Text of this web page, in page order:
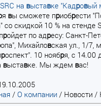
на выставке "Кадровый
я вы сможете приобрести
со скидкой 10 % на стенде
ройдет по адресу: Санкт-
опа", Михайловская ул., 1/7,
роспект". 10 ноября, с 14.00
выставке. Мы ждем вас!
/ О компании / Новости /